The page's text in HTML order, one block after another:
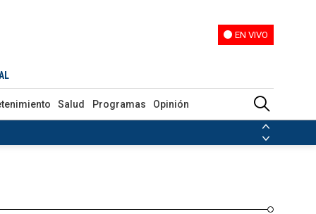
EN VIVO
Salud Programas Opinión
Venezuela Nicolás Maduro
de las FARC